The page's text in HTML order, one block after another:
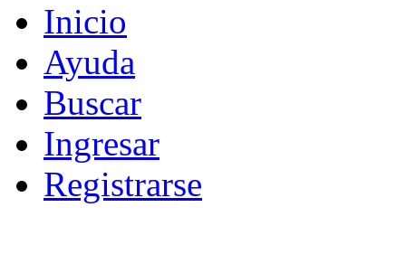
Inicio
Ayuda
Buscar
Ingresar
Registrarse